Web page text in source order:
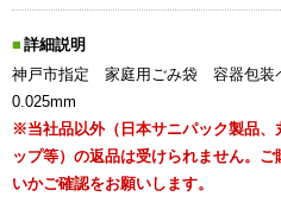
詳細説明
神戸市指定 家庭用ごみ袋 容器包装
0.025mm
※当社品以外（日本サニパック製品、
ップ等）の返品は受けられません。
いかご確認をお願いします。